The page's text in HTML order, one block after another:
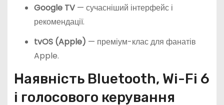
Google TV— сучасніший інтерфейс і
рекомендації.
tvOS (Apple) — преміум-клас для фанатів
Apple.
Наявність Bluetooth, Wi-Fi 6
і голосового керування